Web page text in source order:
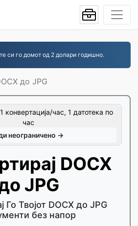
си го домот од 2 долари годишно.
до JPG
конвертација/час, 1 датотека по
час
неограничено →
DOCX
JPG
Го Твојот DOCX до JPG
без напор